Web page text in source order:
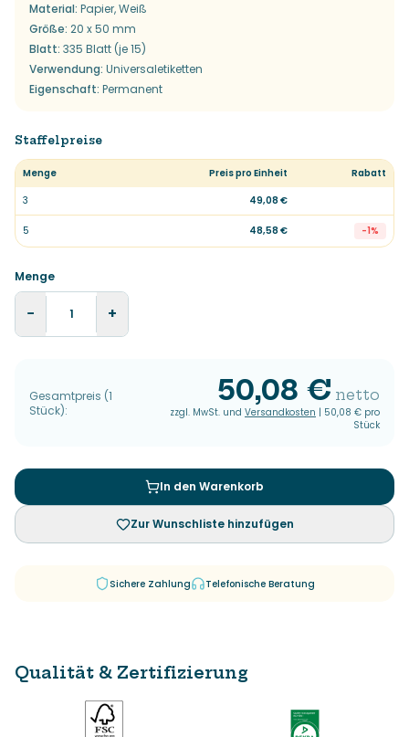
Material: Papier, Weiß
Größe: 20 x 50 mm
Blatt: 335 Blatt (je 15)
Verwendung: Universaletiketten
Eigenschaft: Permanent
Staffelpreise
Menge Preis pro Einheit
Rabatt
3
49,08 €
5 48,58 € -1%
Menge
− +
Gesamtpreis (1
Stück):
50,08 € netto
zzgl. MwSt. und Versandkosten | 50,08 € pro
Stück
In den Warenkorb
Zur Wunschliste hinzufügen
Sichere Zahlung Telefonische Beratung
Qualität & Zertifizierung